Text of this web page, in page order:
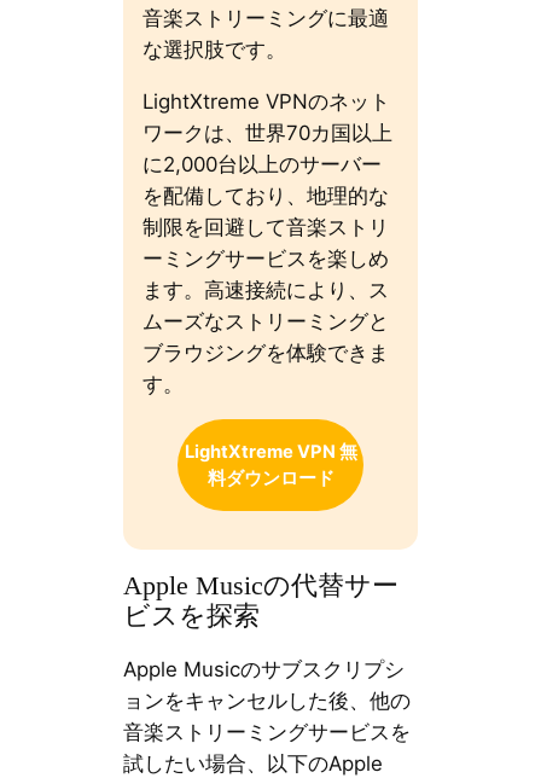
音楽ストリーミングに最適
な選択肢です。
LightXtreme VPNのネット
ワークは、世界70カ国以上
に2,000台以上のサーバー
を配備しており、地理的な
制限を回避して音楽ストリ
ーミングサービスを楽しめ
ます。高速接続により、ス
ムーズなストリーミングと
ブラウジングを体験できま
す。
LightXtreme VPN 無
料ダウンロード
Apple Musicの代替サー
ビスを探索
Apple Musicのサブスクリプシ
ョンをキャンセルした後、他の
音楽ストリーミングサービスを
試したい場合、以下のApple